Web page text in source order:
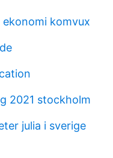
komvux
2021 stockholm
julia i sverige